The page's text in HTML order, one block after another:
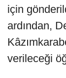
için
ardından,
verileceği